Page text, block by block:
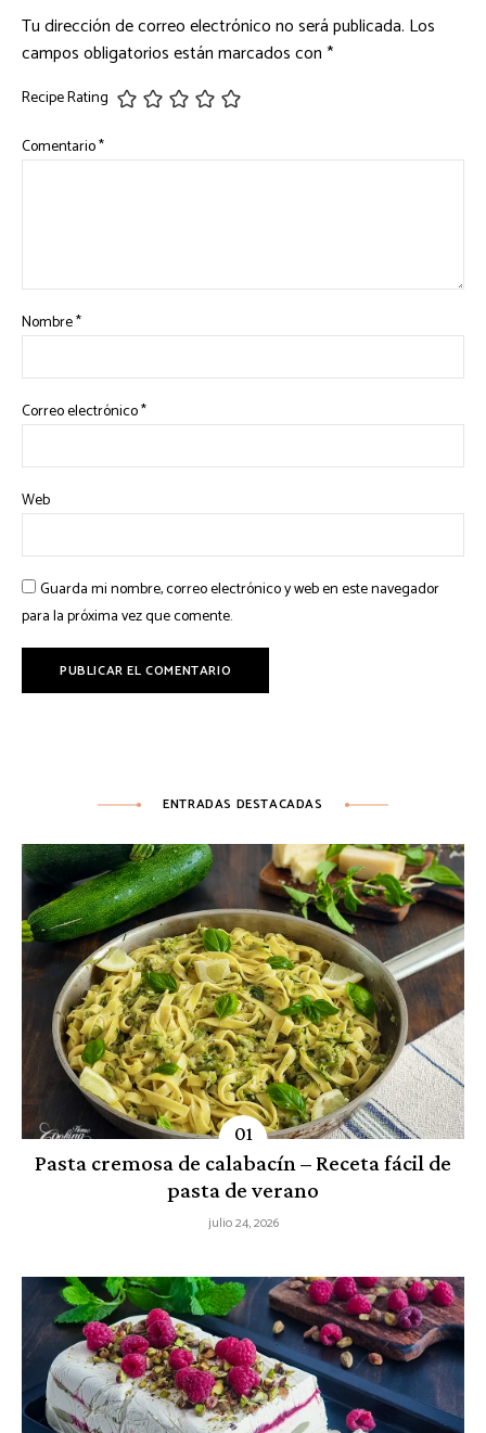
Tu dirección de correo electrónico no será publicada. Los
campos obligatorios están marcados con*
Recipe Rating
Comentario*
Nombre*
Correo electrónico*
Web
Guarda mi nombre, correo electrónico y web en este navegador
para la próxima vez que comente.
ENTRADAS DESTACADAS
Pasta cremosa de calabacín – Receta fácil de
pasta de verano
julio 24, 2026